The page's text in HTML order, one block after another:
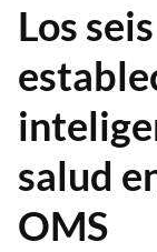
Los
salud
OMS